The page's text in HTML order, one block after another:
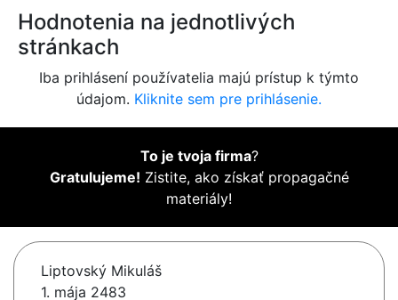
Hodnotenia na jednotlivých
stránkach
Iba prihlásení používatelia majú prístup k týmto
údajom. Kliknite sem pre prihlásenie.
To je tvoja firma?
Gratulujeme! Zistite, ako získať propagačné
materiály!
Liptovský Mikuláš
1. mája 2483